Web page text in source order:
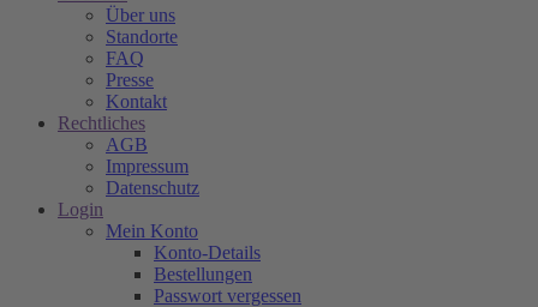
Über uns
Standorte
FAQ
Presse
Kontakt
Rechtliches
AGB
Impressum
Datenschutz
Login
Mein Konto
Konto-Details
Bestellungen
Passwort vergessen